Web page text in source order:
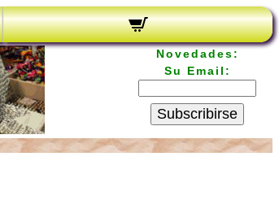
Novedades:
Su Email:
Subscribirse